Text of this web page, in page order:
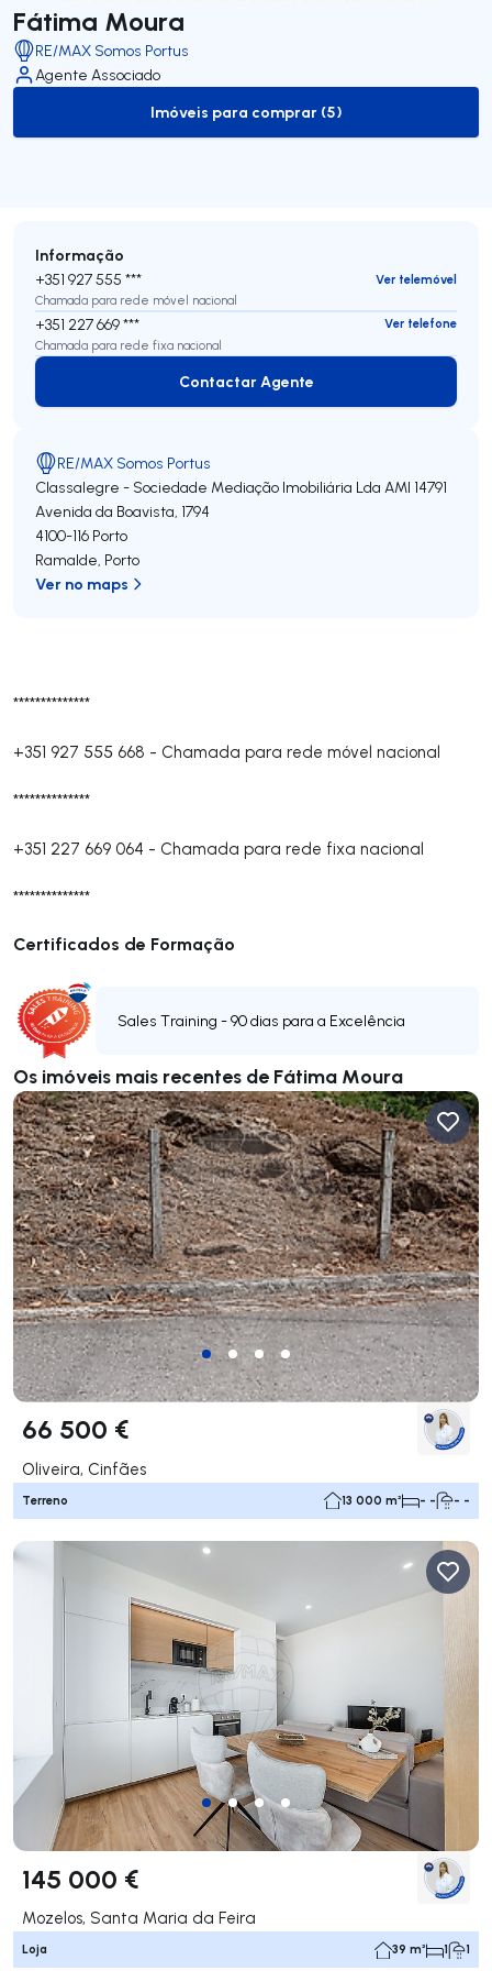
Fátima Moura
RE/MAX Somos Portus
Agente Associado
to-buy-listing
Imóveis para comprar (5)
**************
+351 927 555 668 - Chamada para rede móvel nacional
**************
+351 227 669 064 - Chamada para rede fixa nacional
**************
Certificados de Formação
Sales Training - 90 dias para a Excelência
Os imóveis mais recentes de Fátima Moura
66 500 €
Oliveira, Cinfães
Terreno 13 000 m² - - - -
145 000 €
Mozelos, Santa Maria da Feira
Loja 39 m² 1 1
Informação
+351 927 555 ***
Ver telemóvel
Chamada para rede móvel nacional
+351 227 669 ***
Ver telefone
Chamada para rede fixa nacional
Contactar Agente
Contactar Agente
RE/MAX Somos Portus
Classalegre - Sociedade Mediação Imobiliária Lda AMI 14791
Avenida da Boavista, 1794
4100-116 Porto
Ramalde, Porto
Ver no maps